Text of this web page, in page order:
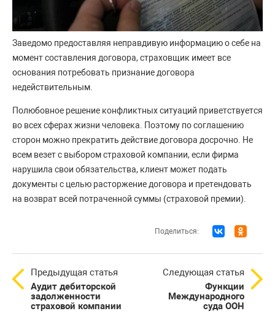
Заведомо предоставляя неправдивую информацию о себе на
момент составления договора, страховщик имеет все
основания потребовать признание договора
недействительным.
Полюбовное решение конфликтных ситуаций приветствуется
во всех сферах жизни человека. Поэтому по соглашению
сторон можно прекратить действие договора досрочно. Не
всем везет с выбором страховой компании, если фирма
нарушила свои обязательства, клиент может подать
документы с целью расторжение договора и претендовать
на возврат всей потраченной суммы (страховой премии).
Поделиться:
Предыдущая статья
Аудит дебиторской
задолженности
страховой компании
Следующая статья
Функции
Международного
суда ООН